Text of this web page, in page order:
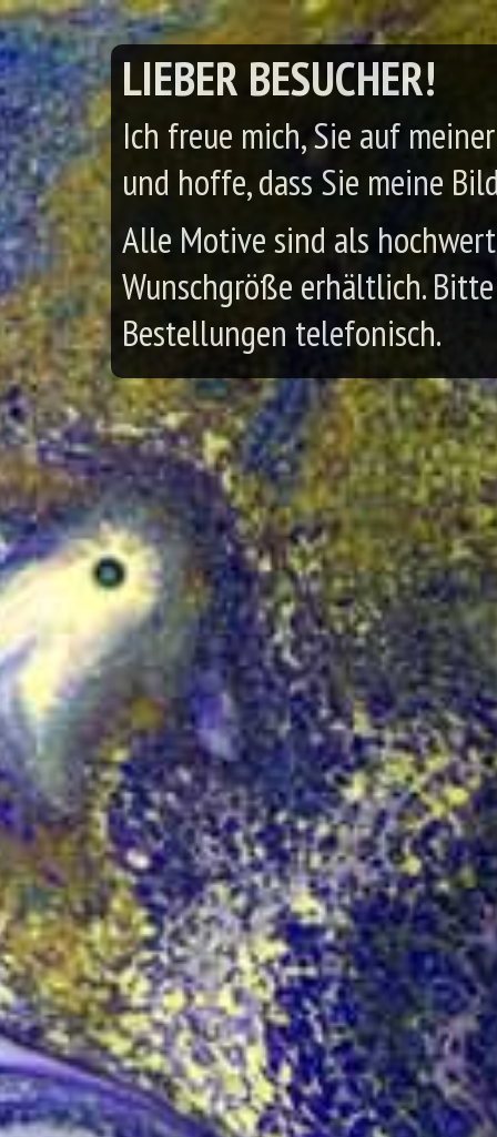
LIEBER BESUCHER!
Ich freue mich, Sie auf
und hoffe, dass Sie meine
Alle Motive sind als
Wunschgröße erhältlich.
Bestellungen telefonisch.